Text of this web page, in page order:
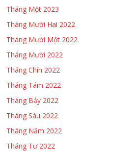
Tháng Một 2023
Tháng Mười Hai 2022
Tháng Mười Một 2022
Tháng Mười 2022
Tháng Chín 2022
Tháng Tám 2022
Tháng Bảy 2022
Tháng Sáu 2022
Tháng Năm 2022
Tháng Tư 2022